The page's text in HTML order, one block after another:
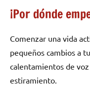
¡Por dónde
Comenzar una vida
pequeños cambios a tu
calentamientos de
estiramiento.